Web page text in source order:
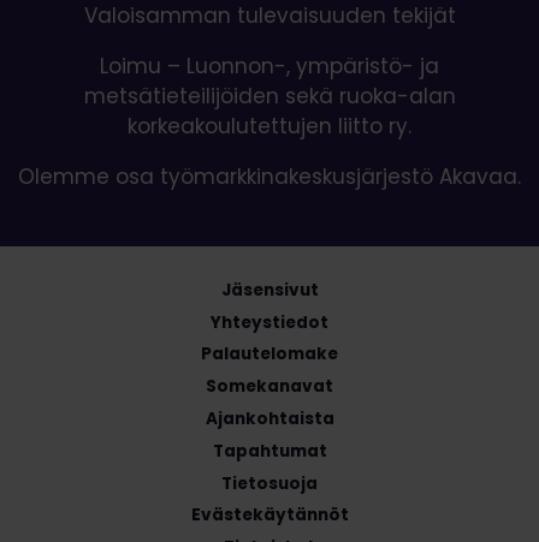
Valoisamman tulevaisuuden tekijät
Loimu – Luonnon-, ympäristö- ja
metsätieteilijöiden sekä ruoka-alan
korkeakoulutettujen liitto ry.
Olemme osa työmarkkinakeskusjärjestö Akavaa.
Jäsensivut
Yhteystiedot
Palautelomake
Somekanavat
Ajankohtaista
Tapahtumat
Tietosuoja
Evästekäytännöt